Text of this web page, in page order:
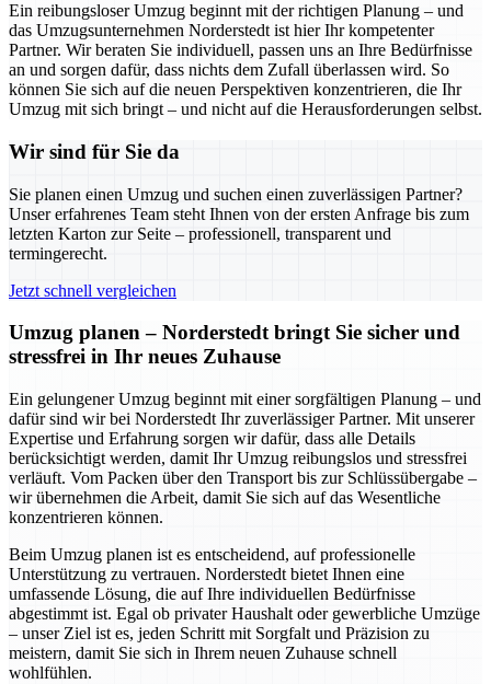
Ein reibungsloser Umzug beginnt mit der richtigen Planung – und
das Umzugsunternehmen Norderstedt ist hier Ihr kompetenter
Partner. Wir beraten Sie individuell, passen uns an Ihre Bedürfnisse
an und sorgen dafür, dass nichts dem Zufall überlassen wird. So
können Sie sich auf die neuen Perspektiven konzentrieren, die Ihr
Umzug mit sich bringt – und nicht auf die Herausforderungen selbst.
Wir sind für Sie da
Sie planen einen Umzug und suchen einen zuverlässigen Partner?
Unser erfahrenes Team steht Ihnen von der ersten Anfrage bis zum
letzten Karton zur Seite – professionell, transparent und
termingerecht.
Jetzt schnell vergleichen
Umzug planen – Norderstedt bringt Sie sicher und
stressfrei in Ihr neues Zuhause
Ein gelungener Umzug beginnt mit einer sorgfältigen Planung – und
dafür sind wir bei Norderstedt Ihr zuverlässiger Partner. Mit unserer
Expertise und Erfahrung sorgen wir dafür, dass alle Details
berücksichtigt werden, damit Ihr Umzug reibungslos und stressfrei
verläuft. Vom Packen über den Transport bis zur Schlüssübergabe –
wir übernehmen die Arbeit, damit Sie sich auf das Wesentliche
konzentrieren können.
Beim Umzug planen ist es entscheidend, auf professionelle
Unterstützung zu vertrauen. Norderstedt bietet Ihnen eine
umfassende Lösung, die auf Ihre individuellen Bedürfnisse
abgestimmt ist. Egal ob privater Haushalt oder gewerbliche Umzüge
– unser Ziel ist es, jeden Schritt mit Sorgfalt und Präzision zu
meistern, damit Sie sich in Ihrem neuen Zuhause schnell
wohlfühlen.